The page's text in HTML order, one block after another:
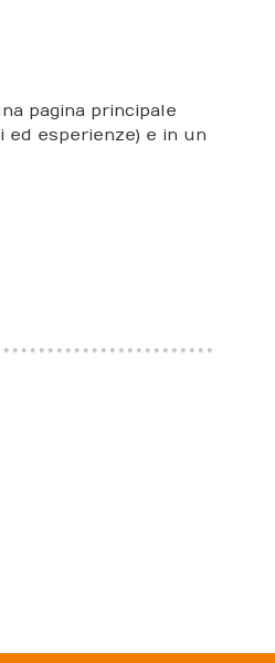
pagina principale
ed esperienze) e in un